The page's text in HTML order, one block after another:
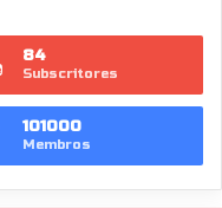
84
Subscritores
101000
Membros